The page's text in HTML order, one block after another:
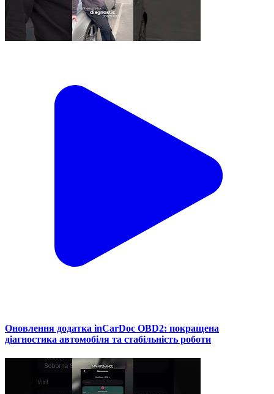
Оновлення додатка inCarDoc OBD2: покращена
діагностика автомобіля та стабільність роботи